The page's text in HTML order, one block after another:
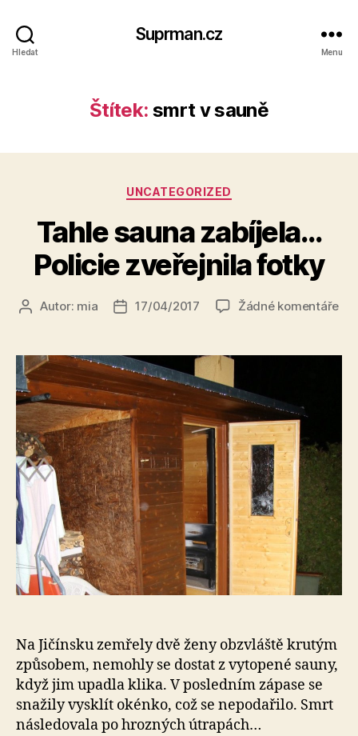
Hledat
Suprman.cz
Menu
Štítek: smrt v sauně
Rubriky
UNCATEGORIZED
Tahle sauna zabíjela…
Policie zveřejnila fotky
AutorAutor: mia
Datum
17/04/2017 Žádné komentářeu
Na Jičínsku zemřely dvě ženy obzvláště krutým
způsobem, nemohly se dostat z vytopené sauny,
když jim upadla klika. V posledním zápase se
snažily vysklít okénko, což se nepodařilo. Smrt
následovala po hrozných útrapách…